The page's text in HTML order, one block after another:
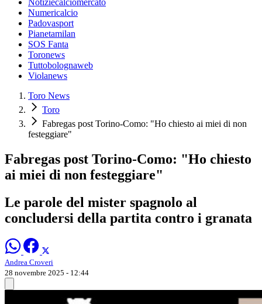
Notiziecalciomercato
Numericalcio
Padovasport
Pianetamilan
SOS Fanta
Toronews
Tuttobolognaweb
Violanews
Toro News
Toro
Fabregas post Torino-Como: "Ho chiesto ai miei di non
festeggiare"
Fabregas post Torino-Como: "Ho chiesto
ai miei di non festeggiare"
Le parole del mister spagnolo al
concludersi della partita contro i granata
Andrea Croveri
28 novembre 2025 - 12:44